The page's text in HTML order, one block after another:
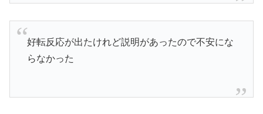
好転反応が出たけれど説明があったので不安にな
らなかった